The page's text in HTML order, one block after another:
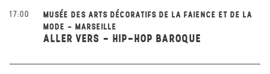
17:00
MUSÉE DES ARTS DÉCORATIFS DE LA FAIENCE ET DE LA
MODE - MARSEILLE
ALLER VERS - HIP-HOP BAROQUE